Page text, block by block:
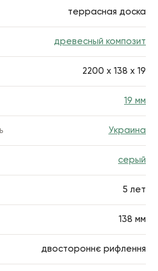
террасная доска
древесный композит
2200 х 138 х 19
19 мм
Украина
серый
5 лет
138 мм
двостороннє рифлення